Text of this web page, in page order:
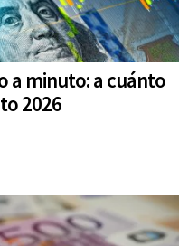
a minuto: a cuánto
2026